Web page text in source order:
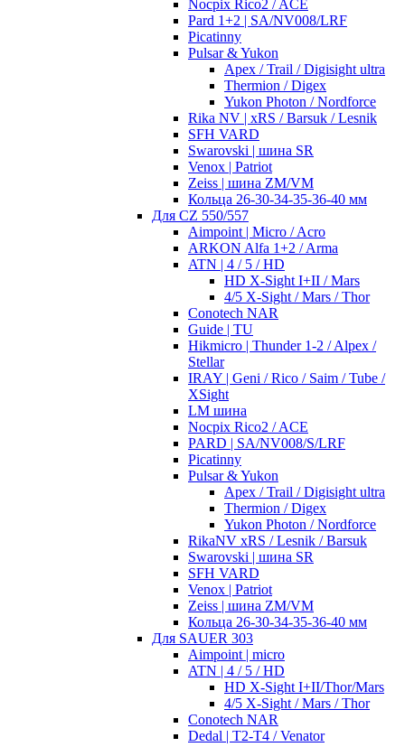
Nocpix Rico2 / ACE
Pard 1+2 | SA/NV008/LRF
Picatinny
Pulsar & Yukon
Apex / Trail / Digisight ultra
Thermion / Digex
Yukon Photon / Nordforce
Rika NV | xRS / Barsuk / Lesnik
SFH VARD
Swarovski | шина SR
Venox | Patriot
Zeiss | шина ZM/VM
Кольца 26-30-34-35-36-40 мм
Для CZ 550/557
Aimpoint | Micro / Acro
ARKON Alfa 1+2 / Arma
ATN | 4 / 5 / HD
HD X-Sight I+II / Mars
4/5 X-Sight / Mars / Thor
Conotech NAR
Guide | TU
Hikmicro | Thunder 1-2 / Alpex /
Stellar
IRAY | Geni / Rico / Saim / Tube /
XSight
LM шина
Nocpix Rico2 / ACE
PARD | SA/NV008/S/LRF
Picatinny
Pulsar & Yukon
Apex / Trail / Digisight ultra
Thermion / Digex
Yukon Photon / Nordforce
RikaNV xRS / Lesnik / Barsuk
Swarovski | шина SR
SFH VARD
Venox | Patriot
Zeiss | шина ZM/VM
Кольца 26-30-34-35-36-40 мм
Для SAUER 303
Aimpoint | micro
ATN | 4 / 5 / HD
HD X-Sight I+II/Thor/Mars
4/5 X-Sight / Mars / Thor
Conotech NAR
Dedal | T2-T4 / Venator